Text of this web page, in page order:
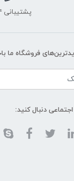
پشتیبانی ۲۴ ساعته
فروشگاه ما
دنبال کنید: